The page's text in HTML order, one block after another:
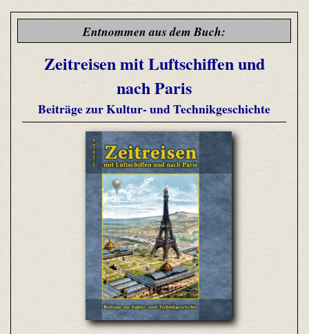
Entnommen aus dem Buch:
Zeitreisen mit Luftschiffen und
nach Paris
Beiträge zur Kultur- und Technikgeschichte